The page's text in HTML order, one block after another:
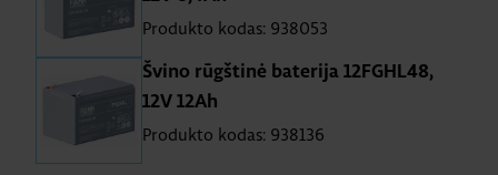
Produkto kodas: 938053
Švino rūgštinė baterija 12FGHL48,
12V 12Ah
Produkto kodas: 938136